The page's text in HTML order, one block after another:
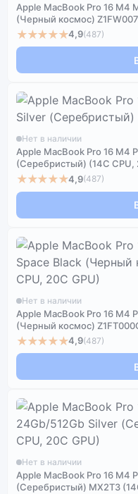
Apple MacBook Pro 16 M4
(Черный космос)
★★★★★4,9(487)
Нет в наличии
Apple MacBook Pro 16 M4
(Серебристый) (14C CPU,
★★★★★4,9(487)
Нет в наличии
Apple MacBook Pro 16 M4
(Черный космос)
★★★★★4,9(487)
Нет в наличии
Apple MacBook Pro 16 M4
(Серебристый) MX2T3